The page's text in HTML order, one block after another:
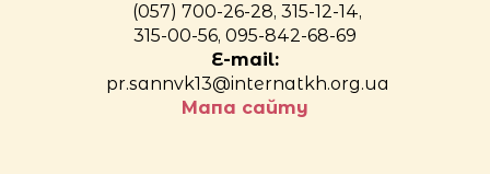
(057) 700-26-28, 315-12-14,
315-00-56, 095-842-68-69
E-mail:
pr.sannvk13@internatkh.org.ua
Мапа сайту